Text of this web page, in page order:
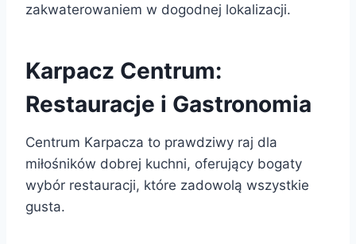
zakwaterowaniem w dogodnej lokalizacji.
Karpacz Centrum:
Restauracje i Gastronomia
Centrum Karpacza to prawdziwy raj dla
miłośników dobrej kuchni, oferujący bogaty
wybór restauracji, które zadowolą wszystkie
gusta.